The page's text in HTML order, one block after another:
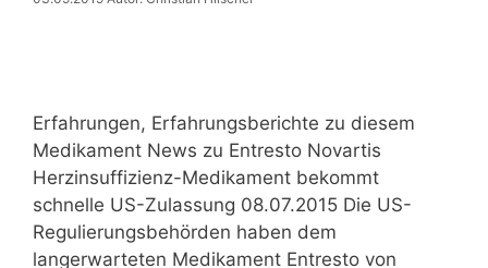
Erfahrungen, Erfahrungsberichte zu diesem
Medikament News zu Entresto Novartis
Herzinsuffizienz-Medikament bekommt
schnelle US-Zulassung 08.07.2015 Die US-
Regulierungsbehörden haben dem
langerwarteten Medikament Entresto von